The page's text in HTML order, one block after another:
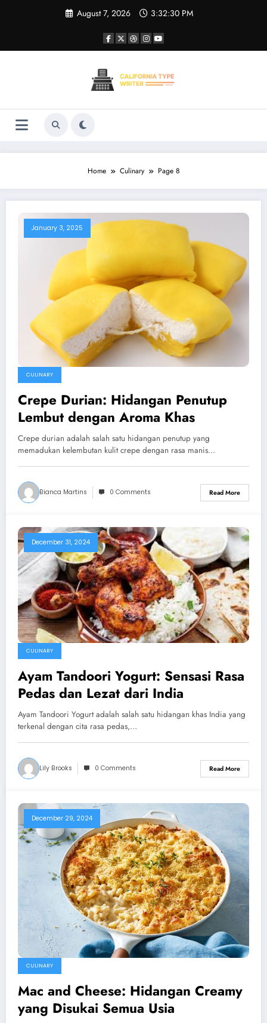
August 7, 2026 3:32:31 PM
Home Culinary Page 8
January 3, 2025
CULINARY
Crepe Durian: Hidangan Penutup
Lembut dengan Aroma Khas
Crepe durian adalah salah satu hidangan penutup yang
memadukan kelembutan kulit crepe dengan rasa manis…
Bianca Martins 0 Comments Read More
December 31, 2024
CULINARY
Ayam Tandoori Yogurt: Sensasi Rasa
Pedas dan Lezat dari India
Ayam Tandoori Yogurt adalah salah satu hidangan khas India yang
terkenal dengan cita rasa pedas,…
Lily Brooks 0 Comments Read More
December 29, 2024
CULINARY
Mac and Cheese: Hidangan Creamy
yang Disukai Semua Usia